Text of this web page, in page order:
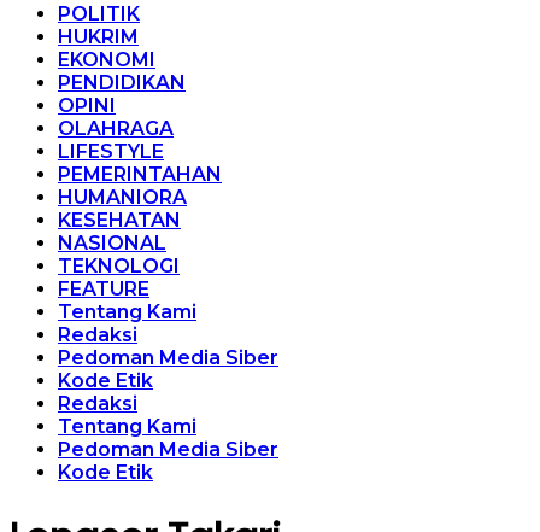
POLITIK
HUKRIM
EKONOMI
PENDIDIKAN
OPINI
OLAHRAGA
LIFESTYLE
PEMERINTAHAN
HUMANIORA
KESEHATAN
NASIONAL
TEKNOLOGI
FEATURE
Tentang Kami
Redaksi
Pedoman Media Siber
Kode Etik
Redaksi
Tentang Kami
Pedoman Media Siber
Kode Etik